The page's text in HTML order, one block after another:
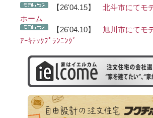
【26'04.15】 北斗市にてモ
ホーム
【26'04.10】 旭川市にてモ
ｱｰｷﾃｯｸﾌﾟﾗﾝﾆﾝｸﾞ